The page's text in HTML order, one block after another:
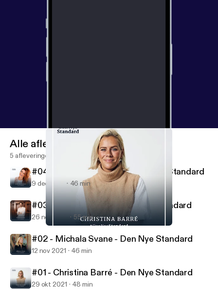
Den Nye Standard
Alle afleveringen
5 afleveringen
#04 - Ditte Julie Jensen - Den Nye Standard
9 dec 2021 46 min
#03 - Nikolaj Koppel - Den Nye Standard
26 nov 2021 55 min
#02 - Michala Svane - Den Nye Standard
12 nov 2021 46 min
#01 - Christina Barré - Den Nye Standard
29 okt 2021 48 min